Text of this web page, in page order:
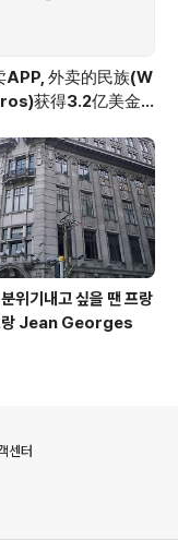
APP, 外卖的民族(W
获得3.2亿美金
위기내고 싶을 땐 프랑
랑 Jean Georges
센터